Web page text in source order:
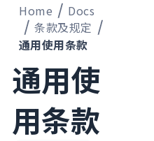
Home
Docs
条款及规定
通用使用条款
通用使
用条款